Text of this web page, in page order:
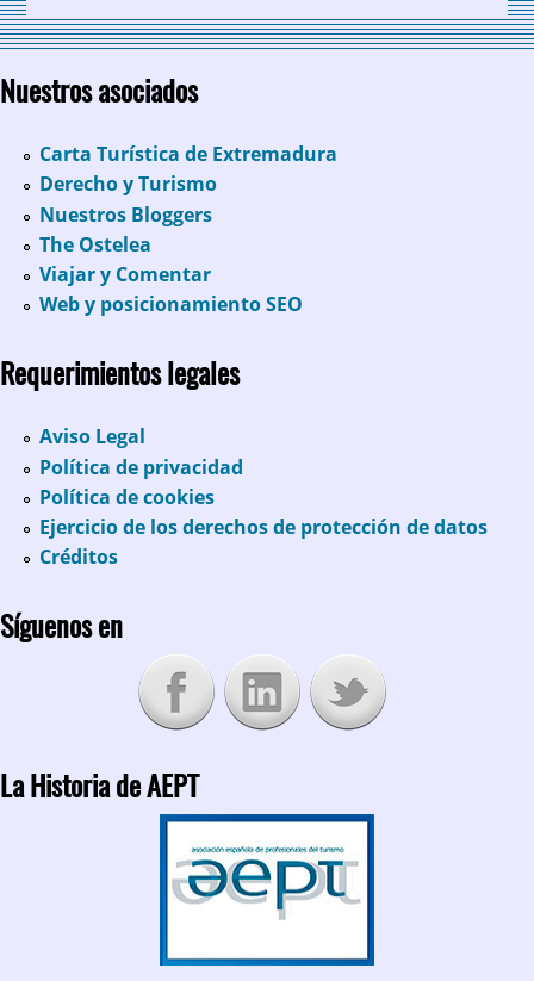
Nuestros asociados
Carta Turística de Extremadura
Derecho y Turismo
Nuestros Bloggers
The Ostelea
Viajar y Comentar
Web y posicionamiento SEO
Requerimientos legales
Aviso Legal
Política de privacidad
Política de cookies
Ejercicio de los derechos de protección de datos
Créditos
Síguenos en
La Historia de AEPT